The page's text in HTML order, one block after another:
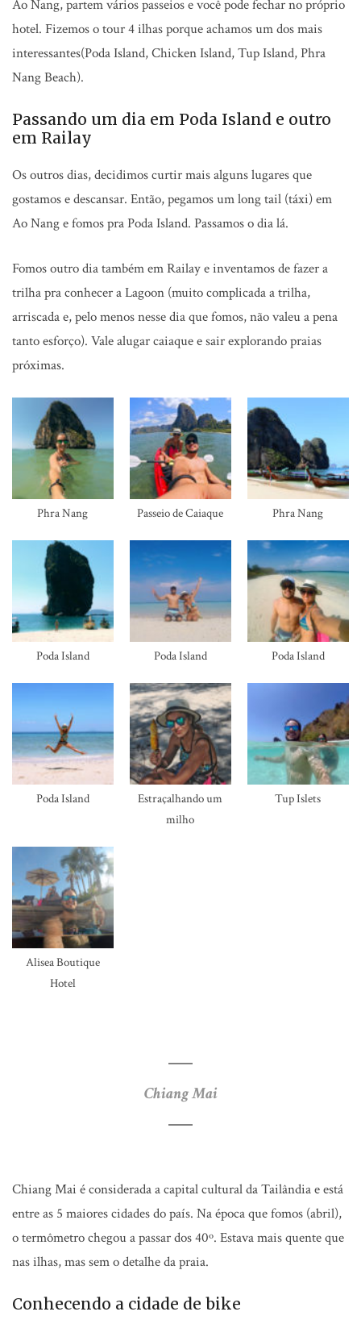
Ao Nang, partem vários passeios e você pode fechar no próprio
hotel. Fizemos o tour 4 ilhas porque achamos um dos mais
interessantes(Poda Island, Chicken Island, Tup Island, Phra
Nang Beach).
Passando um dia em Poda Island e outro
em Railay
Os outros dias, decidimos curtir mais alguns lugares que
gostamos e descansar. Então, pegamos um long tail (táxi) em
Ao Nang e fomos pra Poda Island. Passamos o dia lá.
Fomos outro dia também em Railay e inventamos de fazer a
trilha pra conhecer a Lagoon (muito complicada a trilha,
arriscada e, pelo menos nesse dia que fomos, não valeu a pena
tanto esforço). Vale alugar caiaque e sair explorando praias
próximas.
Phra Nang Passeio de Caiaque Phra Nang
Poda Island Poda Island Poda Island
Poda Island
Estraçalhando um
milho
Tup Islets
Alisea Boutique
Hotel
Chiang Mai
Chiang Mai é considerada a capital cultural da Tailândia e está
entre as 5 maiores cidades do país. Na época que fomos (abril),
o termômetro chegou a passar dos 40º. Estava mais quente que
nas ilhas, mas sem o detalhe da praia.
Conhecendo a cidade de bike